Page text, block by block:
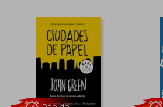
10%
dcto.